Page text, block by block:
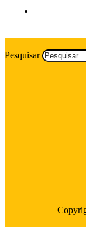
Pesquisar